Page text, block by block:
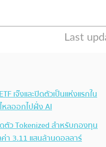
เจ๊งและปิดตัวเป็นแห่งแรกใน
หลออกไปฝั่ง AI
ตัว Tokenized สำหรับกองทุน
า 3.11 แสนล้านดอลลาร์